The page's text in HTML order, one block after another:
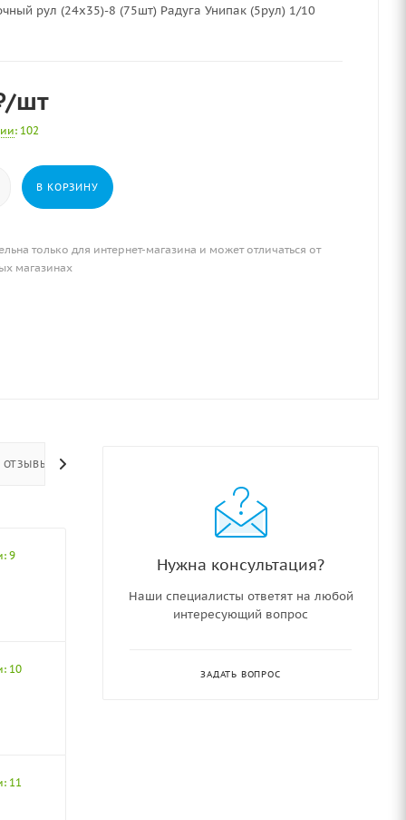
рул (24х35)-8 (75шт) Радуга Унипак (5рул) 1/10
/шт
: 102
В КОРЗИНУ
только для интернет-магазина и может отличаться от
магазинах
ОТЗЫВЫ
9
10
11
Нужна консультация?
Наши специалисты ответят на любой
интересующий вопрос
ЗАДАТЬ ВОПРОС